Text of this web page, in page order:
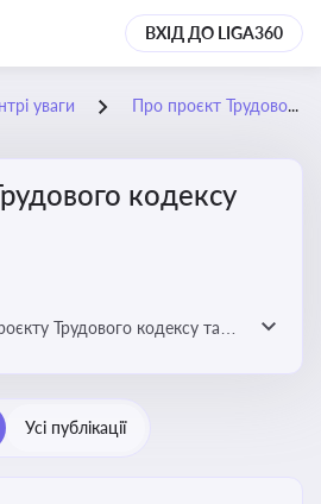
ВХІД ДО LIGA360
уваги Про проєкт Трудового кодексу
кодексу
Трудового кодексу та
Усі публікації